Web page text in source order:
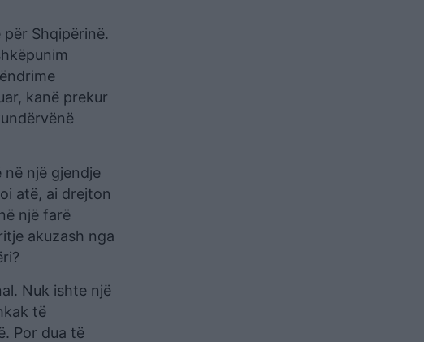
Shqipërinë.
kanë prekur
në një gjendje
atë, ai drejton
një farë
akuzash nga
Nuk ishte një
të
Por dua të